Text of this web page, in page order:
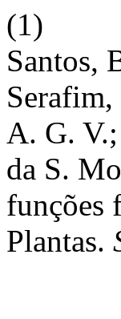
(1)
Santos,
A. G.
da S.
funções
Plantas.